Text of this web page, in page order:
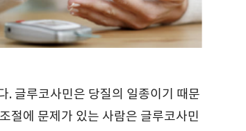
. 글루코사민은 당질의 일종이기 때문
절에 문제가 있는 사람은 글루코사민